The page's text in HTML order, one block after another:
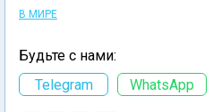
В МИРЕ
Будьте с нами:
Telegram
WhatsApp